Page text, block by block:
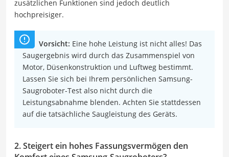
zusätzlichen Funktionen sind jedoch deutlich
hochpreisiger.
Vorsicht: Eine hohe Leistung ist nicht alles! Das
Saugergebnis wird durch das Zusammenspiel von
Motor, Düsenkonstruktion und Luftweg bestimmt.
Lassen Sie sich bei Ihrem persönlichen Samsung-
Saugroboter-Test also nicht durch die
Leistungsabnahme blenden. Achten Sie stattdessen
auf die tatsächliche Saugleistung des Geräts.
2. Steigert ein hohes Fassungsvermögen den